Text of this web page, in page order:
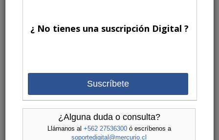
¿ No tienes una suscripción Digital ?
Suscríbete
¿Alguna duda o consulta?
Llámanos al +562 27536300ó escríbenos a
soportedigital@mercurio.cl